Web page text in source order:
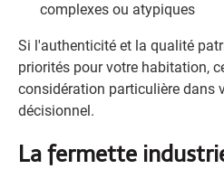
complexes ou atypiques
Si l'authenticité et la qualité
priorités pour votre habitation,
considération particulière dans
décisionnel.
La fermette